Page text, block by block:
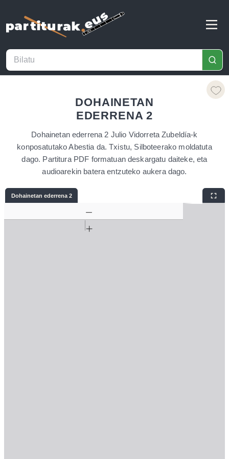
DOHAINETAN
EDERRENA 2
Dohainetan ederrena 2 Julio Vidorreta Zubeldía-k
konposatutako Abestia da. Txistu, Silboteerako moldatuta
dago. Partitura PDF formatuan deskargatu daiteke, eta
audioarekin batera entzuteko aukera dago.
Dohainetan ederrena 2